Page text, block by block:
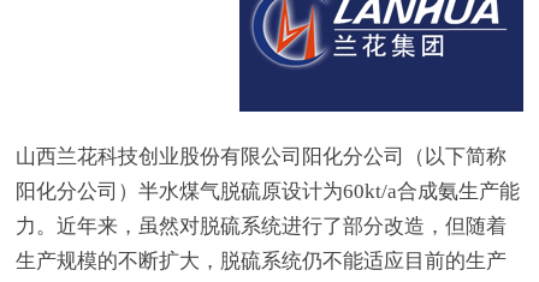
山西兰花科技创业股份有限公司阳化分公司（以下简称
阳化分公司）半水煤气脱硫原设计为60kt/a合成氨生产能
力。近年来，虽然对脱硫系统进行了部分改造，但随着
生产规模的不断扩大，脱硫系统仍不能适应目前的生产